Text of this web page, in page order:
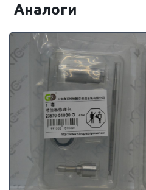
Аналоги